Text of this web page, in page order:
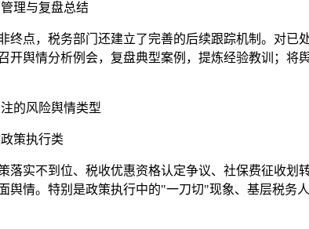
理与复盘总结
终点，税务部门还建立了完善的后续跟踪机制。对已
开舆情分析例会，复盘典型案例，提炼经验教训；将
的风险舆情类型
策执行类
落实不到位、税收优惠资格认定争议、社保费征收划
舆情。特别是政策执行中的"一刀切"现象、基层税务